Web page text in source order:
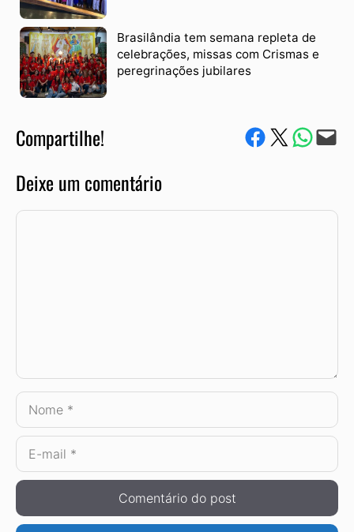
Brasilândia tem semana repleta de
celebrações, missas com Crismas e
peregrinações jubilares
Compartilhe! Compartilhe no Facebook
Compartilhe no Twitter
Compartile via
Envie via e-mail
Deixe um comentário
Comentário
Nome
E-
mail